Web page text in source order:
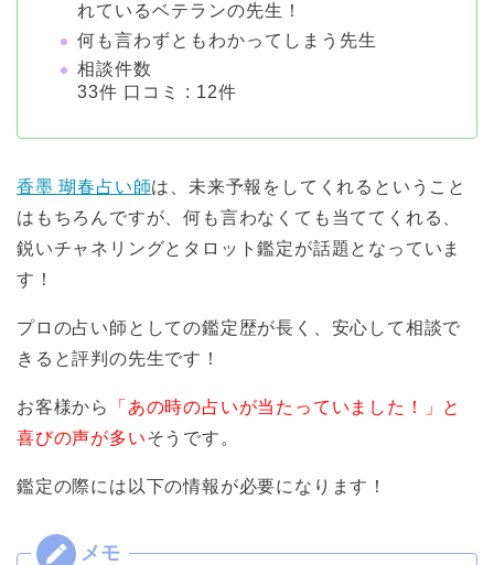
れているベテランの先生！
何も言わずともわかってしまう先生
相談件数
33件 口コミ : 12件
香墨 瑚春占い師は、未来予報をしてくれるということ
はもちろんですが、何も言わなくても当ててくれる、
鋭いチャネリングとタロット鑑定が話題となっていま
す！
プロの占い師としての鑑定歴が長く、安心して相談で
きると評判の先生です！
お客様から
「あの時の占いが当たっていました！」と
喜びの声が多いそうです。
鑑定の際には以下の情報が必要になります！